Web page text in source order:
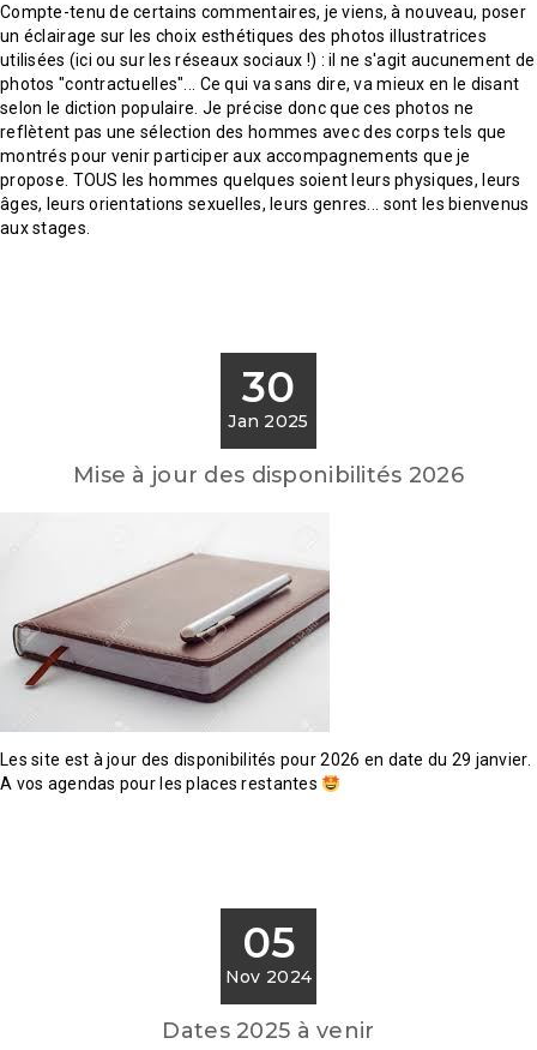
Compte-tenu de certains commentaires, je viens, à nouveau, poser
un éclairage sur les choix esthétiques des photos illustratrices
utilisées (ici ou sur les réseaux sociaux !) : il ne s'agit aucunement de
photos "contractuelles"... Ce qui va sans dire, va mieux en le disant
selon le diction populaire. Je précise donc que ces photos ne
reflètent pas une sélection des hommes avec des corps tels que
montrés pour venir participer aux accompagnements que je
propose. TOUS les hommes quelques soient leurs physiques, leurs
âges, leurs orientations sexuelles, leurs genres... sont les bienvenus
aux stages.
30
Jan 2025
Mise à jour des disponibilités 2026
Les site est à jour des disponibilités pour 2026 en date du 29 janvier.
A vos agendas pour les places restantes
05
Nov 2024
Dates 2025 à venir